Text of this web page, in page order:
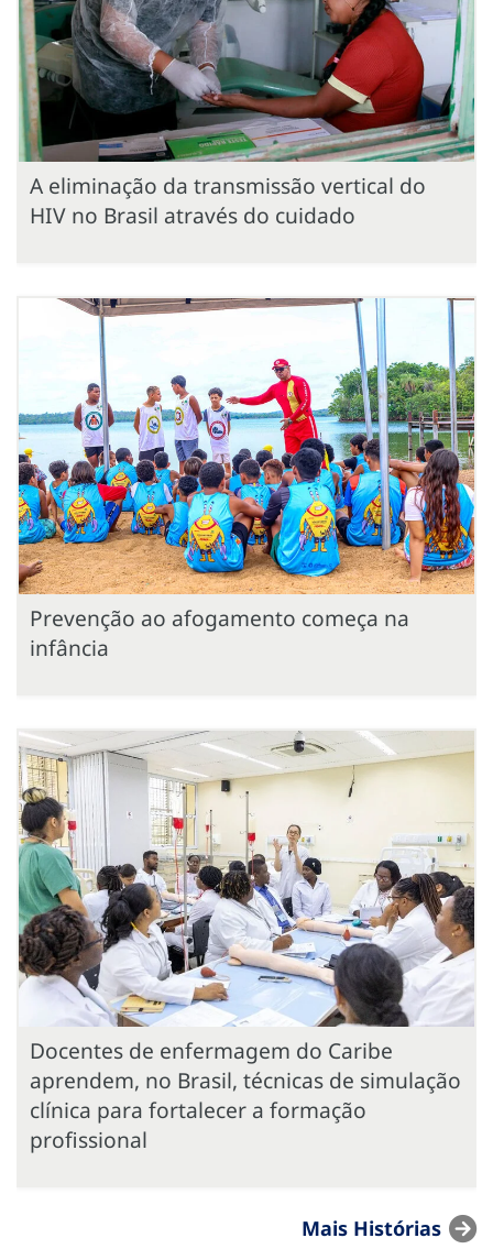
A eliminação da transmissão vertical do
HIV no Brasil através do cuidado
Prevenção ao afogamento começa na
infância
Docentes de enfermagem do Caribe
aprendem, no Brasil, técnicas de simulação
clínica para fortalecer a formação
profissional
Mais Histórias